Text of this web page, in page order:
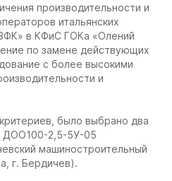
производительности и
итальянских
в КФиС ГОКа «Олений
по замене действующих
с более высокими
и
было выбрано два
ДОО100-2,5-5У-05
машиностроительный
г. Бердичев).